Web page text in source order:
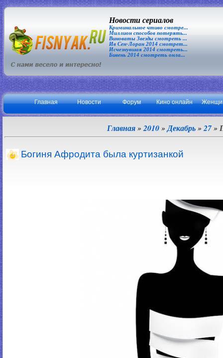
Новости сериалов
Криминальное чтиво смотре...
Миллион способов потерять...
Виноваты Звезды смотреть ...
Ив Сен-Лоран 2014 смотрет...
Исчезнувшая 2014 смотреть...
Бивень 2014 смотреть онла...
Главная Новости Форум Кино онлайн
Главная»2010»Декабрь»27»
Богиня Афродита была куртизанкой